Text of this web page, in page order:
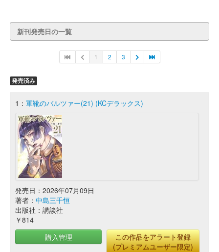
新刊発売日の一覧
1 2 3
発売済み
1： 軍靴のバルツァー(21) (KCデラックス)
発売日：2026年07月09日
著者： 中島三千恒
出版社：講談社
￥814
購入管理
この作品をアラート登録
(プレミアムユーザー限定)